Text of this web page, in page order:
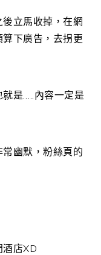
立馬收掉，在網
下廣告，去拐更
是…..內容一定是
常幽默，粉絲頁的
店XD